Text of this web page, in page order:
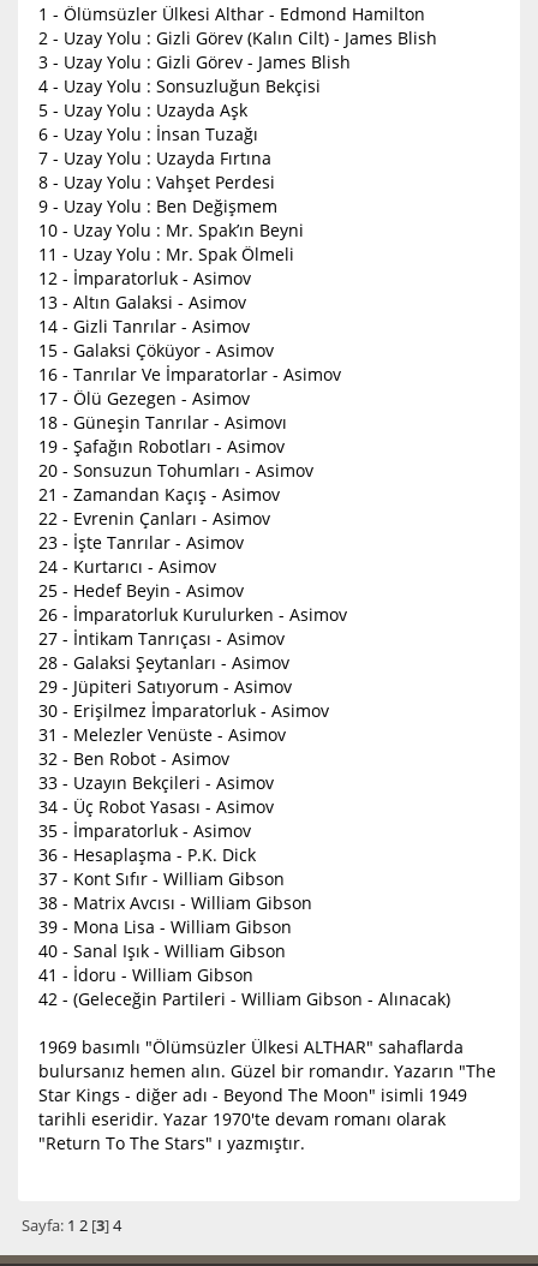
1 - Ölümsüzler Ülkesi Althar - Edmond Hamilton
2 - Uzay Yolu : Gizli Görev (Kalın Cilt) - James Blish
3 - Uzay Yolu : Gizli Görev - James Blish
4 - Uzay Yolu : Sonsuzluğun Bekçisi
5 - Uzay Yolu : Uzayda Aşk
6 - Uzay Yolu : İnsan Tuzağı
7 - Uzay Yolu : Uzayda Fırtına
8 - Uzay Yolu : Vahşet Perdesi
9 - Uzay Yolu : Ben Değişmem
10 - Uzay Yolu : Mr. Spak’ın Beyni
11 - Uzay Yolu : Mr. Spak Ölmeli
12 - İmparatorluk - Asimov
13 - Altın Galaksi - Asimov
14 - Gizli Tanrılar - Asimov
15 - Galaksi Çöküyor - Asimov
16 - Tanrılar Ve İmparatorlar - Asimov
17 - Ölü Gezegen - Asimov
18 - Güneşin Tanrılar - Asimovı
19 - Şafağın Robotları - Asimov
20 - Sonsuzun Tohumları - Asimov
21 - Zamandan Kaçış - Asimov
22 - Evrenin Çanları - Asimov
23 - İşte Tanrılar - Asimov
24 - Kurtarıcı - Asimov
25 - Hedef Beyin - Asimov
26 - İmparatorluk Kurulurken - Asimov
27 - İntikam Tanrıçası - Asimov
28 - Galaksi Şeytanları - Asimov
29 - Jüpiteri Satıyorum - Asimov
30 - Erişilmez İmparatorluk - Asimov
31 - Melezler Venüste - Asimov
32 - Ben Robot - Asimov
33 - Uzayın Bekçileri - Asimov
34 - Üç Robot Yasası - Asimov
35 - İmparatorluk - Asimov
36 - Hesaplaşma - P.K. Dick
37 - Kont Sıfır - William Gibson
38 - Matrix Avcısı - William Gibson
39 - Mona Lisa - William Gibson
40 - Sanal Işık - William Gibson
41 - İdoru - William Gibson
42 - (Geleceğin Partileri - William Gibson - Alınacak)
1969 basımlı "Ölümsüzler Ülkesi ALTHAR" sahaflarda
bulursanız hemen alın. Güzel bir romandır. Yazarın "The
Star Kings - diğer adı - Beyond The Moon" isimli 1949
tarihli eseridir. Yazar 1970'te devam romanı olarak
"Return To The Stars" ı yazmıştır.
Sayfa: 1 2[3]4